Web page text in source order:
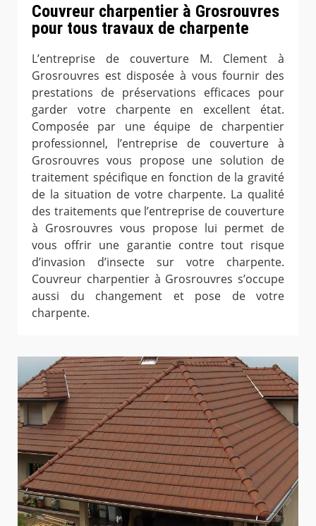
Couvreur charpentier à Grosrouvres
pour tous travaux de charpente
L’entreprise de couverture M. Clement à
Grosrouvres est disposée à vous fournir des
prestations de préservations efficaces pour
garder votre charpente en excellent état.
Composée par une équipe de charpentier
professionnel, l’entreprise de couverture à
Grosrouvres vous propose une solution de
traitement spécifique en fonction de la gravité
de la situation de votre charpente. La qualité
des traitements que l’entreprise de couverture
à Grosrouvres vous propose lui permet de
vous offrir une garantie contre tout risque
d’invasion d’insecte sur votre charpente.
Couvreur charpentier à Grosrouvres s’occupe
aussi du changement et pose de votre
charpente.